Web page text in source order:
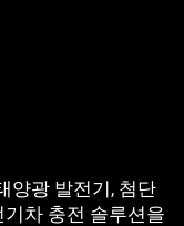
양광 발전기, 첨단
차 충전 솔루션을